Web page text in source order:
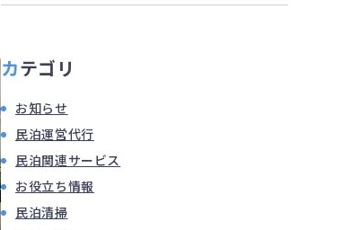
カテゴリ
お知らせ
民泊運営代行
民泊関連サービス
お役立ち情報
民泊清掃